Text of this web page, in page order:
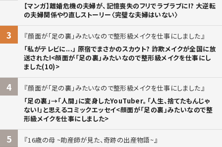
【マンガ】離婚危機の夫婦が、記憶喪失のフリでラブラブに!? 大逆転
の夫婦関係やり直しストーリー〈完璧な夫婦はいない〉
3
顔面が「足の裏」みたいなので整形級メイクを仕事にしました
「私がテレビに...」 原宿でまさかのスカウト? 詐欺メイクが全国に放
送された!<顔面が「足の裏」みたいなので整形級メイクを仕事にし
ました(10)>
4
顔面が「足の裏」みたいなので整形級メイクを仕事にしました
「足の裏」→「人間」に変身したYouTuber。「人生、捨てたもんじゃ
ない!」と思えるコミックエッセイ<顔面が「足の裏」みたいなので整
形級メイクを仕事にしました>
5
16歳の母 ~助産師が見た、奇跡の出産物語~